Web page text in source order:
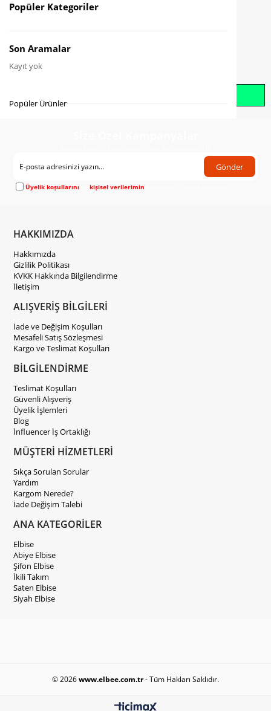
Gelince Haber Ver
Gönder
Üyelik koşullarını vekişisel verilerimin
HAKKIMIZDA
Hakkımızda
Gizlilik Politikası
KVKK Hakkında Bilgilendirme
İletişim
ALIŞVERİŞ BİLGİLERİ
İade ve Değişim Koşulları
Mesafeli Satış Sözleşmesi
Kargo ve Teslimat Koşulları
BİLGİLENDİRME
Teslimat Koşulları
Güvenli Alışveriş
Üyelik İşlemleri
Blog
İnfluencer İş Ortaklığı
MÜŞTERİ HİZMETLERİ
Sıkça Sorulan Sorular
Yardım
Kargom Nerede?
İade Değişim Talebi
ANA KATEGORİLER
Elbise
Abiye Elbise
Şifon Elbise
İkili Takım
Saten Elbise
Siyah Elbise
© 2026www.elbee.com.tr- Tüm Hakları Saklıdır.
Popüler Kategoriler
Son Aramalar
Kayıt yok
Popüler Ürünler